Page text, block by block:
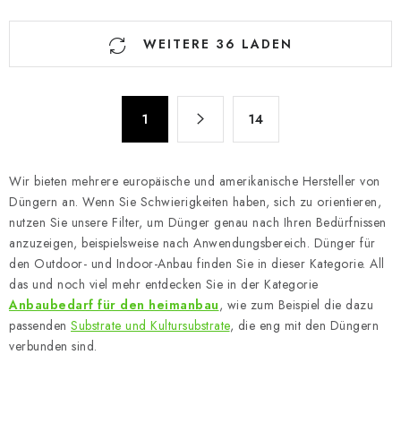
S
e
l
e
m
e
n
t
e
d
WEITERE 36 LADEN
i
n
i
e
r
u
n
g
1 14
Wir bieten mehrere europäische und amerikanische Hersteller von
Düngern an. Wenn Sie Schwierigkeiten haben, sich zu orientieren,
nutzen Sie unsere Filter, um Dünger genau nach Ihren Bedürfnissen
anzuzeigen, beispielsweise nach Anwendungsbereich. Dünger für
den Outdoor- und Indoor-Anbau finden Sie in dieser Kategorie. All
das und noch viel mehr entdecken Sie in der Kategorie
Anbaubedarf für den heimanbau, wie zum Beispiel die dazu
passenden Substrate und Kultursubstrate, die eng mit den Düngern
verbunden sind.